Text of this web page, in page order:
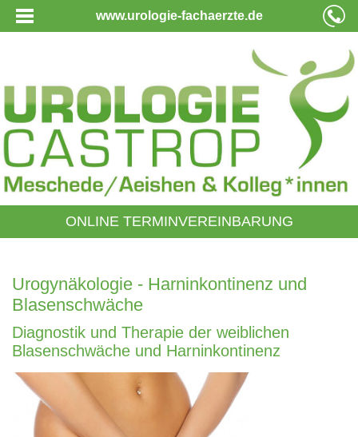
www.urologie-fachaerzte.de
ONLINE TERMINVEREINBARUNG
Urogynäkologie - Harninkontinenz und
Blasenschwäche
Diagnostik und Therapie der weiblichen
Blasenschwäche und Harninkontinenz